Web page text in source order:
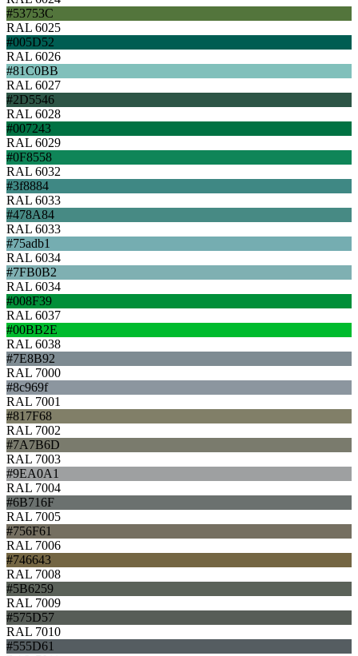
#53753C
RAL 6025
#005D52
RAL 6026
#81C0BB
RAL 6027
#2D5546
RAL 6028
#007243
RAL 6029
#0F8558
RAL 6032
#3f8884
RAL 6033
#478A84
RAL 6033
#75adb1
RAL 6034
#7FB0B2
RAL 6034
#008F39
RAL 6037
#00BB2E
RAL 6038
#7E8B92
RAL 7000
#8c969f
RAL 7001
#817F68
RAL 7002
#7A7B6D
RAL 7003
#9EA0A1
RAL 7004
#6B716F
RAL 7005
#756F61
RAL 7006
#746643
RAL 7008
#5B6259
RAL 7009
#575D57
RAL 7010
#555D61